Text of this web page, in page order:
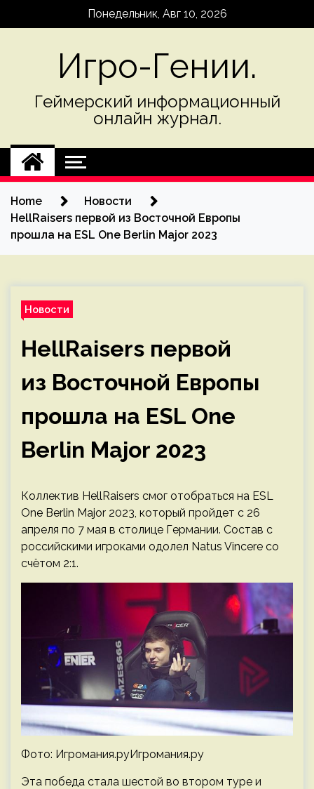
Понедельник, Авг 10, 2026
Игро-Гении.
Геймерский информационный
онлайн журнал.
Home
Новости
HellRaisers первой из Восточной Европы
прошла на ESL One Berlin Major 2023
Новости
HellRaisers первой
из Восточной Европы
прошла на ESL One
Berlin Major 2023
Коллектив HellRaisers смог отобраться на ESL
One Berlin Major 2023, который пройдет с 26
апреля по 7 мая в столице Германии. Состав с
российскими игроками одолел Natus Vincere со
счётом 2:1.
Фото: Игромания.руИгромания.ру
Эта победа стала шестой во втором туре и